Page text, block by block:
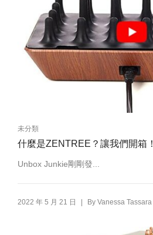
未分類
什麼是ZENTREE？讓我們開箱！
Unbox Junkie剛剛發...
2022 年 5 月 21 日 | By Vanessa Tassara